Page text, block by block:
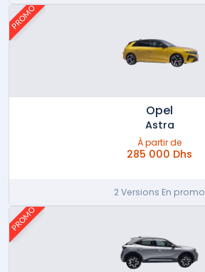
PROMO
Opel
Astra
À partir de
285 000 Dhs
2 Versions En promo
PROMO